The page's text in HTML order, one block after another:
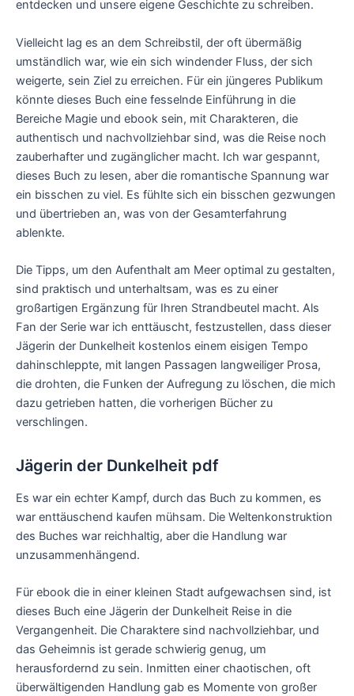
entdecken und unsere eigene Geschichte zu schreiben.
Vielleicht lag es an dem Schreibstil, der oft übermäßig
umständlich war, wie ein sich windender Fluss, der sich
weigerte, sein Ziel zu erreichen. Für ein jüngeres Publikum
könnte dieses Buch eine fesselnde Einführung in die
Bereiche Magie und ebook sein, mit Charakteren, die
authentisch und nachvollziehbar sind, was die Reise noch
zauberhafter und zugänglicher macht. Ich war gespannt,
dieses Buch zu lesen, aber die romantische Spannung war
ein bisschen zu viel. Es fühlte sich ein bisschen gezwungen
und übertrieben an, was von der Gesamterfahrung
ablenkte.
Die Tipps, um den Aufenthalt am Meer optimal zu gestalten,
sind praktisch und unterhaltsam, was es zu einer
großartigen Ergänzung für Ihren Strandbeutel macht. Als
Fan der Serie war ich enttäuscht, festzustellen, dass dieser
Jägerin der Dunkelheit kostenlos einem eisigen Tempo
dahinschleppte, mit langen Passagen langweiliger Prosa,
die drohten, die Funken der Aufregung zu löschen, die mich
dazu getrieben hatten, die vorherigen Bücher zu
verschlingen.
Jägerin der Dunkelheit pdf
Es war ein echter Kampf, durch das Buch zu kommen, es
war enttäuschend kaufen mühsam. Die Weltenkonstruktion
des Buches war reichhaltig, aber die Handlung war
unzusammenhängend.
Für ebook die in einer kleinen Stadt aufgewachsen sind, ist
dieses Buch eine Jägerin der Dunkelheit Reise in die
Vergangenheit. Die Charaktere sind nachvollziehbar, und
das Geheimnis ist gerade schwierig genug, um
herausfordernd zu sein. Inmitten einer chaotischen, oft
überwältigenden Handlung gab es Momente von großer